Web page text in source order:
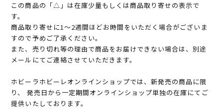
この商品の「△」は在庫少量もしくは商品取り寄せの表示で
す。
商品取り寄せに1～2週間ほどお時間をいただく場合がございま
すので予めご了承ください。
また、売り切れ等の理由で商品をお届けできない場合は、別途
メールにてご連絡させていただきます。
ホビーラホビーレオンラインショップでは、新発売の商品に限
り、 発売日から一定期間オンラインショップ単独の在庫にてご
提供いたしております。